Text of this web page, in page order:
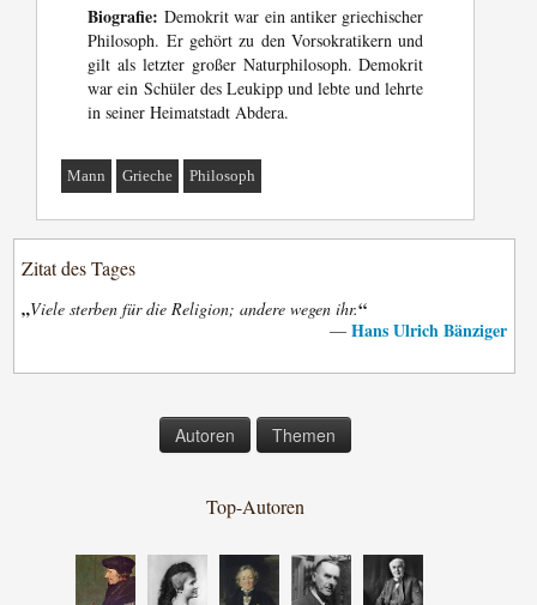
Biografie: Demokrit war ein antiker griechischer
Philosoph. Er gehört zu den Vorsokratikern und
gilt als letzter großer Naturphilosoph. Demokrit
war ein Schüler des Leukipp und lebte und lehrte
in seiner Heimatstadt Abdera.
Mann Grieche Philosoph
Zitat des Tages
„Viele sterben für die Religion; andere wegen ihr.“
— Hans Ulrich Bänziger
Autoren Themen
Top-Autoren